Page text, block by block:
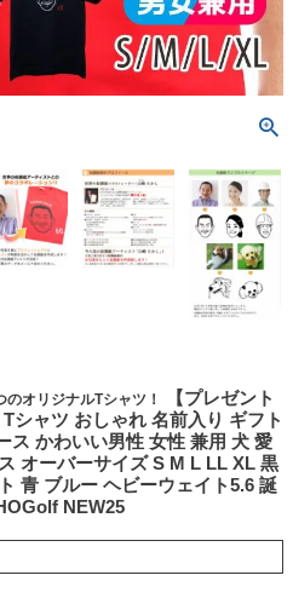
オリジナルTシャツ！
【プレゼント
シャツ おしゃれ 名前入り ギフト
ス かわいい男性 女性 兼用 犬 愛
オーバーサイズ S M L LL XL 黒
青 ブルー ヘビーウェイト5.6 誕
NEW25